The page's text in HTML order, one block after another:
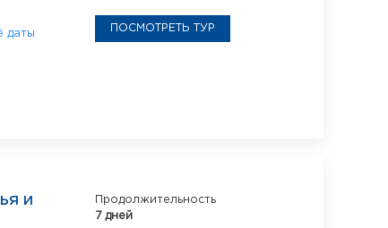
даты
ПОСМОТРЕТЬ ТУР
И
Продолжительность
7 дней